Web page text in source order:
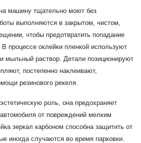
машину тщательно моют без
выполняются в закрытом, чистом,
чтобы предотвратить попадание
процессе оклейки пленкой используют
мыльный раствор. Детали позиционируют
постепенно наклеивают,
резинового рекеля.
роль, она предохраняет
от повреждений мелким
зеркал карбоном способна защитить от
иногда случаются во время парковки.